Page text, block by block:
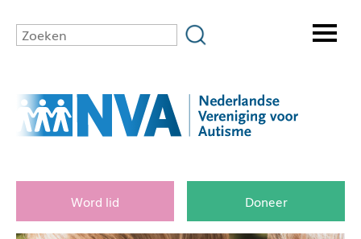
Word lid Doneer